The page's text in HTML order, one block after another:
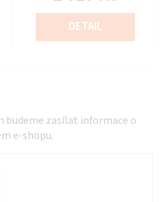
5
hvězdiček.
Měrná
cena:
DETAIL
budeme zasílat informace o
e-shopu.